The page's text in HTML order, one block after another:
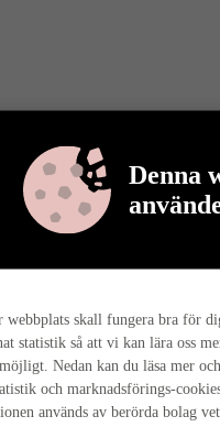
Denna
skall fungera bra för
statistik så att vi kan lära oss
Nedan kan du läsa mer
och marknadsförings-
används av berörda bolag
vi mer om varför det